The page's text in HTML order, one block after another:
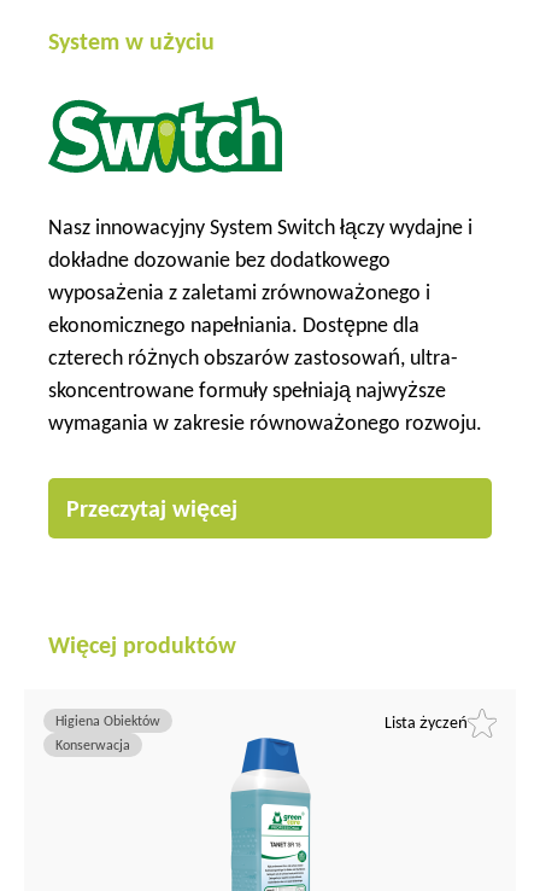
System w użyciu
Nasz innowacyjny System Switch łączy wydajne i
dokładne dozowanie bez dodatkowego
wyposażenia z zaletami zrównoważonego i
ekonomicznego napełniania. Dostępne dla
czterech różnych obszarów zastosowań, ultra-
skoncentrowane formuły spełniają najwyższe
wymagania w zakresie równoważonego rozwoju.
Przeczytaj więcej
Więcej produktów
Lista życzeń
Higiena Obiektów
Konserwacja